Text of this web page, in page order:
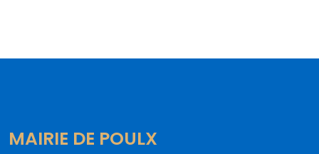
MAIRIE DE POULX